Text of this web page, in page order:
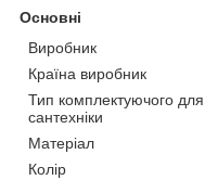
Основні
Виробник
Країна виробник
Тип комплектуючого для
сантехніки
Матеріал
Колір